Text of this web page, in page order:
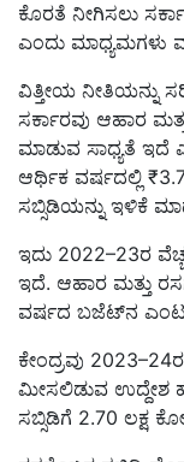
ಕೊರತೆ ನೀಗಿಸಲು
ಎಂದು ಮಾಧ್ಯಮಗಳು
ವಿತ್ತೀಯ ನೀತಿಯನ್ನು
ಸರ್ಕಾರವು ಆಹಾರ
ಮಾಡುವ ಸಾಧ್ಯತೆ ಇದೆ
ಆರ್ಥಿಕ ವರ್ಷದಲ್ಲಿ
ಸಬ್ಸಿಡಿಯನ್ನು ಇಳಿಕೆ
ಇದು 2022–23ರ
ಇದೆ. ಆಹಾರ ಮತ್ತು
ವರ್ಷದ ಬಜೆಟ್‌ನ
ಕೇಂದ್ರವು
ಮೀಸಲಿಡುವ ಉದ್ದೇಶ
ಸಬ್ಸಿಡಿಗೆ 2.70 ಲಕ್ಷ